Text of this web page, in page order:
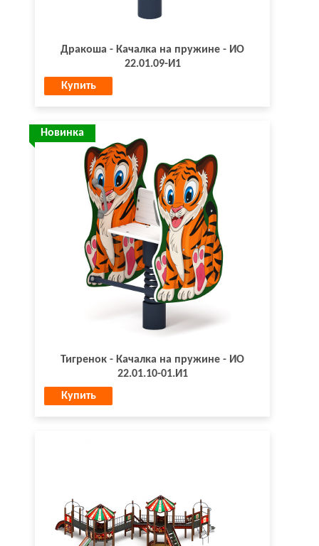
Дракоша - Качалка на пружине - ИО
22.01.09-И1
Купить
Новинка
Тигренок - Качалка на пружине - ИО
22.01.10-01.И1
Купить